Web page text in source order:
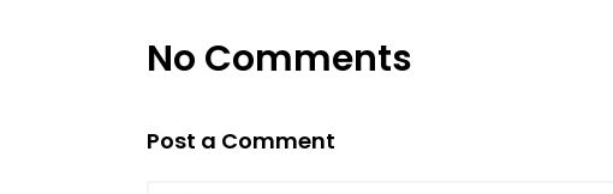
No Comments
Post a Comment